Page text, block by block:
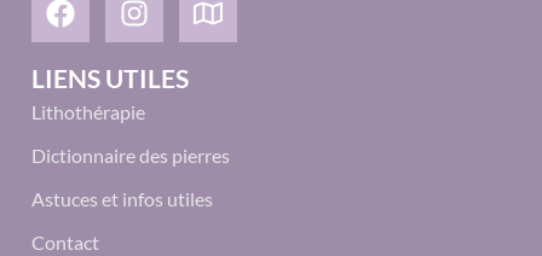
LIENS UTILES
Lithothérapie
Dictionnaire des pierres
Astuces et infos utiles
Contact